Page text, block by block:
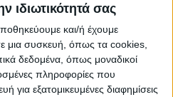
ιδιωτικότητά σας
και/ή έχουμε
μια συσκευή, όπως τα cookies,
δεδομένα, όπως μοναδικοί
πληροφορίες που
για εξατομικευμένες διαφημίσεις